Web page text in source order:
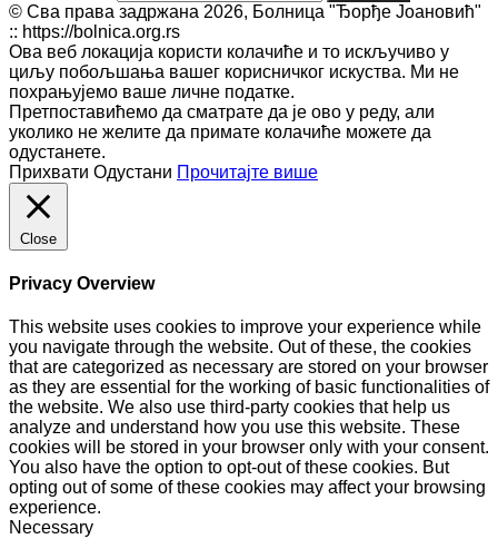
© Сва права задржана 2026, Болница "Ђорђе Јоановић"
:: https://bolnica.org.rs
Ова веб локација користи колачиће и то искључиво у
циљу побољшања вашег корисничког искуства. Ми не
похрањујемо ваше личне податке.
Претпоставићемо да сматрате да је ово у реду, али
уколико не желите да примате колачиће можете да
одустанете.
Прихвати Одустани Прочитајте више
Close
Privacy Overview
This website uses cookies to improve your experience while
you navigate through the website. Out of these, the cookies
that are categorized as necessary are stored on your browser
as they are essential for the working of basic functionalities of
the website. We also use third-party cookies that help us
analyze and understand how you use this website. These
cookies will be stored in your browser only with your consent.
You also have the option to opt-out of these cookies. But
opting out of some of these cookies may affect your browsing
experience.
Necessary